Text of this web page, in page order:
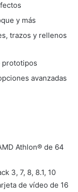
y más
trazos y rellenos
prototipos
avanzadas
Athlon® de 64
3, 7, 8, 8.1, 10
de vídeo de 16